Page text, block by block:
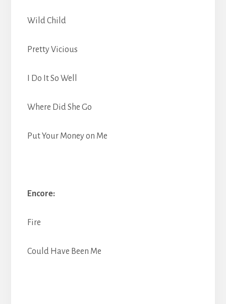
Wild Child
Pretty Vicious
I Do It So Well
Where Did She Go
Put Your Money on Me
Encore:
Fire
Could Have Been Me